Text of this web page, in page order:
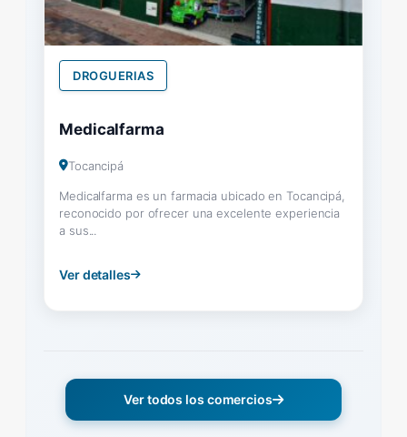
DROGUERIAS
Medicalfarma
Tocancipá
Medicalfarma es un farmacia ubicado en Tocancipá,
reconocido por ofrecer una excelente experiencia
a sus...
Ver detalles
Ver todos los comercios